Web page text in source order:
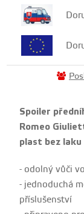
Spoiler
Romeo
plast bez laku
- odolný vůči
- jednoduchá
příslušenství